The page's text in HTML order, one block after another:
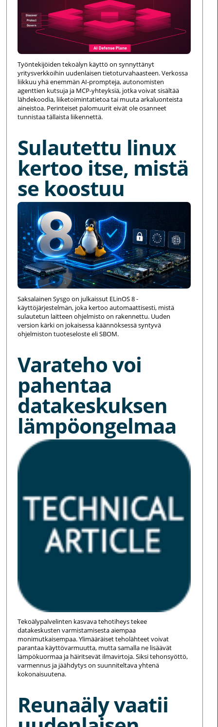
Työntekijöiden tekoälyn käyttö on synnyttänyt
yritysverkkoihin uudenlaisen tietoturvahaasteen. Verkossa
liikkuu yhä enemmän AI-prompteja, autonomisten
agenttien kutsuja ja MCP-yhteyksiä, jotka voivat sisältää
lähdekoodia, liiketoimintatietoa tai muuta arkaluonteista
aineistoa. Perinteiset palomuurit eivät ole osanneet
tunnistaa tällaista liikennettä.
Sulautettu linux
kertoo itse, mistä
se koostuu
Saksalainen Sysgo on julkaissut ELinOS 8 -
käyttöjärjestelmän, joka kertoo automaattisesti, mistä
sulautetun laitteen ohjelmisto on rakennettu. Uuden
version kärki on jokaisessa käännöksessä syntyvä
ohjelmiston tuoteseloste eli SBOM.
Varateho voi
pahentaa
datakeskuksen
lämpöongelmaa
Tekoälypalvelinten kasvava tehotiheys tekee
datakeskusten varmistamisesta aiempaa
monimutkaisempaa. Ylimääräiset teholähteet voivat
parantaa käyttövarmuutta, mutta samalla ne lisäävät
lämpökuormaa ja häiritsevät ilmavirtoja. Siksi tehonsyöttö,
varmennus ja jäähdytys on suunniteltava yhtenä
kokonaisuutena.
Reunaäly vaatii